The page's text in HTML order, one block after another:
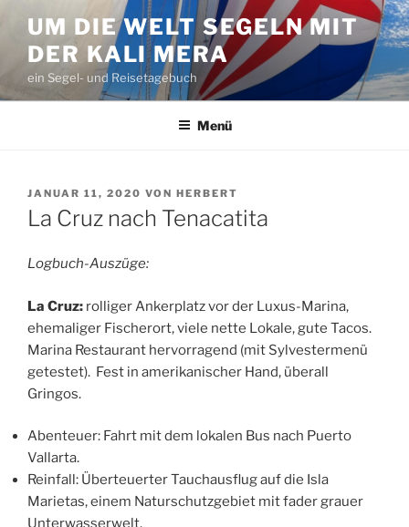
Inhalt
springen
UM DIE WELT SEGELN MIT
DER KALI MERA
ein Segel- und Reisetagebuch
Menü
VERÖFFENTLICHT
AM
JANUAR 11, 2020 VON HERBERT
La Cruz nach Tenacatita
Logbuch-Auszüge:
La Cruz: rolliger Ankerplatz vor der Luxus-Marina,
ehemaliger Fischerort, viele nette Lokale, gute Tacos.
Marina Restaurant hervorragend (mit Sylvestermenü
getestet). Fest in amerikanischer Hand, überall
Gringos.
Abenteuer: Fahrt mit dem lokalen Bus nach Puerto
Vallarta.
Reinfall: Überteuerter Tauchausflug auf die Isla
Marietas, einem Naturschutzgebiet mit fader grauer
Unterwasserwelt.